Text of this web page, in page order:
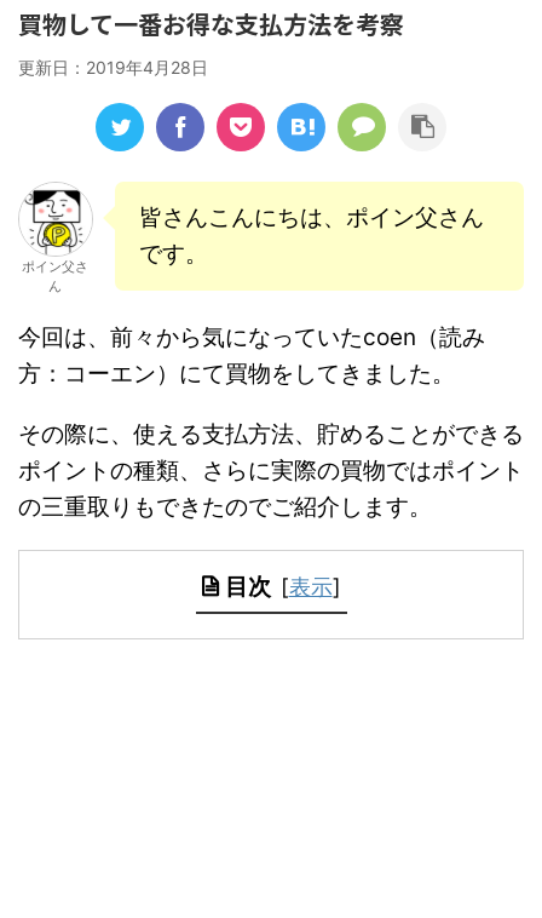
買物して一番お得な支払方法を考察
更新日： 2019年4月28日
ポイン父さ
ん
皆さんこんにちは、ポイン父さん
です。
今回は、前々から気になっていたcoen（読み
方：コーエン）にて買物をしてきました。
その際に、使える支払方法、貯めることができる
ポイントの種類、さらに実際の買物ではポイント
の三重取りもできたのでご紹介します。
目次 [表示]